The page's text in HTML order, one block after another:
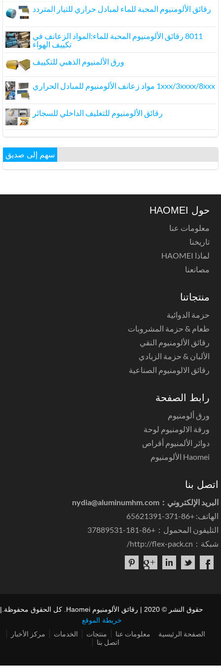
رقائق الألومنيوم المحبة للماء لمبادل حراري للتيار المتردد
8011 رقائق الألومنيوم المحبة للماء:المواد الزعانف في
تكييف الهواء
ورق الألمنيوم الذهبي للتكييف
1xxx/3xxxx/8xxx مواد زعانف الألومنيوم للمبادل الحراري
رقائق الألومنيوم للتغليف الداخلي للسجائر
سهم إلى صديق
حول HAOMEI
معلومات عنا
تاريخنا
لماذا HAOMEI
مصانعنا
منتجاتنا
حزمة الدوائية
طعام & حزمة المشروبات
رقائق الألومنيوم النقي
الألبان & حزمة الزبادي
رقائق الالومنيوم الصناعية
رابط الصفحة
ورق ألومنيوم
ورقة الالومنيوم لوحة
دوائر الألمنيوم أقراص
Haomei الألومنيوم
بنا
الإلكتروني： nydia@aluminumhm.com
+86-371-65621391
المحمول：+86-181-37889531
：
http://flex-pack.cn/
حقوق النشر © 2020 | رقائق الألومنيوم Haomei. كل الحقوق محفوظة.|
خريطة الموقع
الصفحة الرئيسية معلومات عنا منتجات الخدمات
مركز الأخبار
اتصل بنا